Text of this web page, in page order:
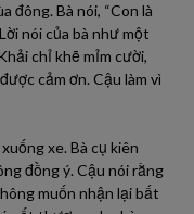
đông. Bà nói, “Con là
nói của bà như một
chỉ khẽ mỉm cười,
cảm ơn. Cậu làm vì
xe. Bà cụ kiên
đồng ý. Cậu nói rằng
muốn nhận lại bất